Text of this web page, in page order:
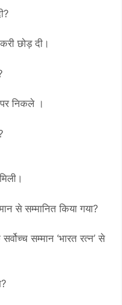
छोड़ दी।
निकले ।
से सम्मानित किया गया?
सम्मान ‘भारत रत्न’ से